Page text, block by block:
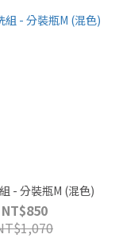
- 分裝瓶M (混色)
NT$850